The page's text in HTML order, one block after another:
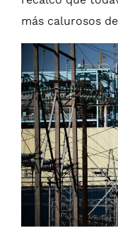
más calurosos